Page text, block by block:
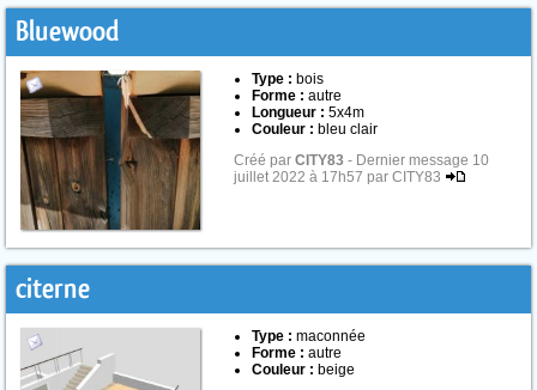
Bluewood
Type : bois
Forme : autre
Longueur : 5x4m
Couleur : bleu clair
Créé par CITY83 - Dernier message 10
juillet 2022 à 17h57 par CITY83
citerne
Type : maconnée
Forme : autre
Couleur : beige